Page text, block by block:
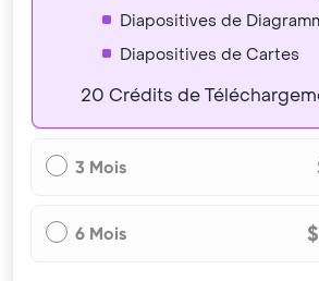
Diapositives de
Diapositives de Cartes
20 Crédits de
3 Mois
6 Mois